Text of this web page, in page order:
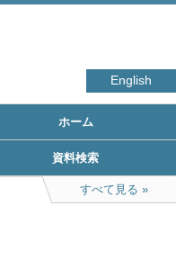
English
ホーム
資料検索
すべて見る